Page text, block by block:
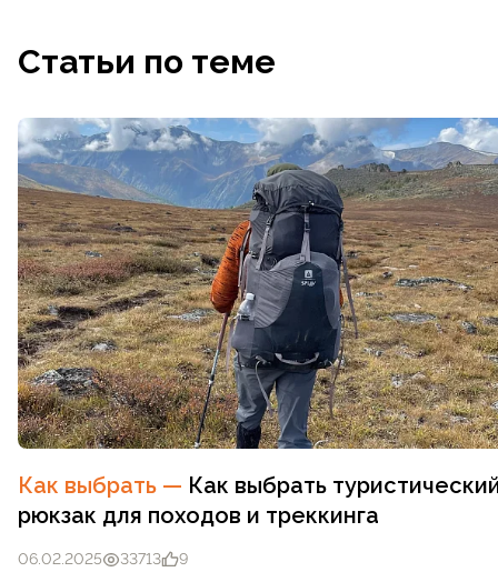
Статьи по теме
Как выбрать — Как выбрать
рюкзак для походов и треккинга
06.02.2025 33713 9